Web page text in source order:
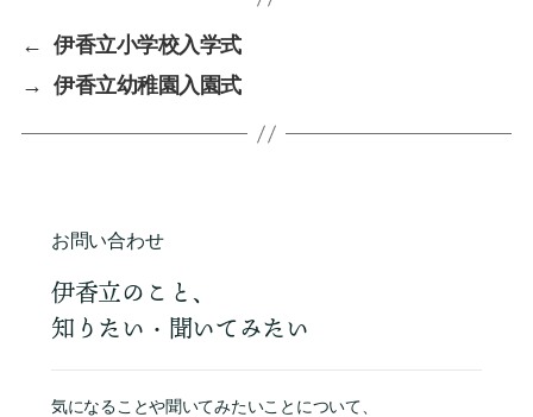
←
伊香立小学校入学式
→
伊香立幼稚園入園式
お問い合わせ
伊香立のこと、
知りたい・聞いてみたい
気になることや聞いてみたいことについて、